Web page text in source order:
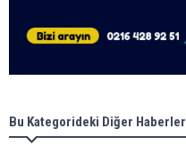
Bu Kategorideki Diğer Haberler